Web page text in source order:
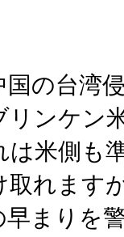
台湾侵
リンケン
は米側も
取れます
早まりを